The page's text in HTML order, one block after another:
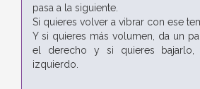
pasa a la siguiente.
Si quieres volver a vibrar con ese
Y si quieres más volumen, da un
el derecho y si quieres
izquierdo.